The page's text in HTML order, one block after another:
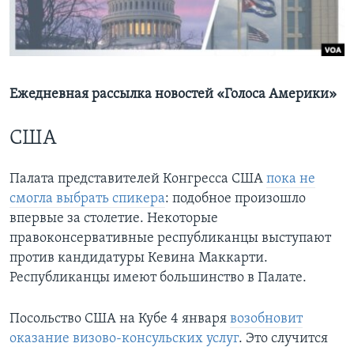
Learning English
Языки
Ежедневная рассылка новостей «Голоса Америки»
США
Палата представителей Конгресса США пока не
смогла выбрать спикера: подобное произошло
впервые за столетие. Некоторые
правоконсервативные республиканцы выступают
против кандидатуры Кевина Маккарти.
Республиканцы имеют большинство в Палате.
Посольство США на Кубе 4 января возобновит
оказание визово-консульских услуг. Это случится